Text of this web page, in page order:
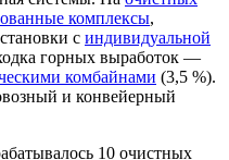
комплексы,
с индивидуальной
горных выработок —
комбайнами (3,5 %).
и конвейерный
10 очистных